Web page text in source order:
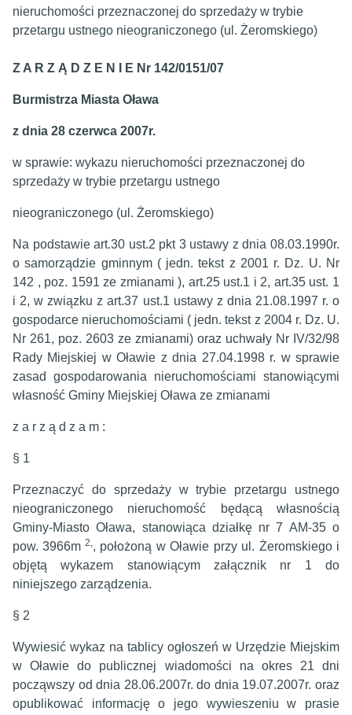
nieruchomości przeznaczonej do sprzedaży w trybie
przetargu ustnego nieograniczonego (ul. Żeromskiego)
Z A R Z Ą D Z E N I E Nr 142/0151/07
Burmistrza Miasta Oława
z dnia 28 czerwca 2007r.
w sprawie: wykazu nieruchomości przeznaczonej do
sprzedaży w trybie przetargu ustnego
nieograniczonego (ul. Żeromskiego)
Na podstawie art.30 ust.2 pkt 3 ustawy z dnia 08.03.1990r.
o samorządzie gminnym ( jedn. tekst z 2001 r. Dz. U. Nr
142 , poz. 1591 ze zmianami ), art.25 ust.1 i 2, art.35 ust. 1
i 2, w związku z art.37 ust.1 ustawy z dnia 21.08.1997 r. o
gospodarce nieruchomościami ( jedn. tekst z 2004 r. Dz. U.
Nr 261, poz. 2603 ze zmianami) oraz uchwały Nr IV/32/98
Rady Miejskiej w Oławie z dnia 27.04.1998 r. w sprawie
zasad gospodarowania nieruchomościami stanowiącymi
własność Gminy Miejskiej Oława ze zmianami
z a r z ą d z a m :
§ 1
Przeznaczyć do sprzedaży w trybie przetargu ustnego
nieograniczonego nieruchomość będącą własnością
Gminy-Miasto Oława, stanowiąca działkę nr 7 AM-35 o
pow. 3966m 2,, położoną w Oławie przy ul. Żeromskiego i
objętą wykazem stanowiącym załącznik nr 1 do
niniejszego zarządzenia.
§ 2
Wywiesić wykaz na tablicy ogłoszeń w Urzędzie Miejskim
w Oławie do publicznej wiadomości na okres 21 dni
począwszy od dnia 28.06.2007r. do dnia 19.07.2007r. oraz
opublikować informację o jego wywieszeniu w prasie